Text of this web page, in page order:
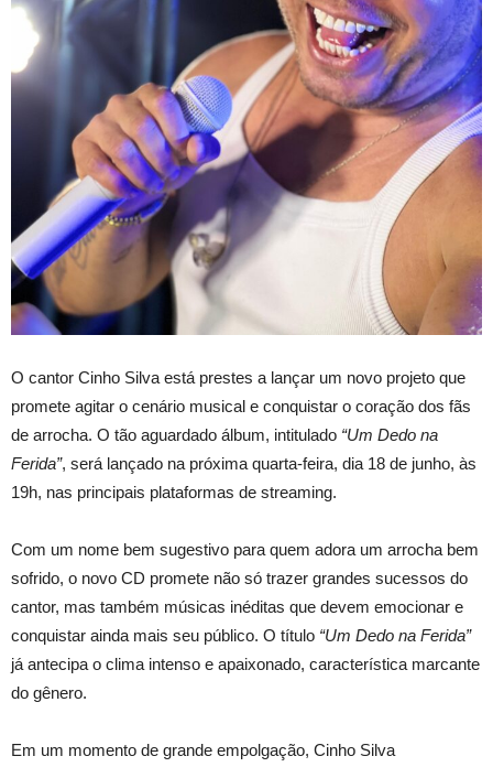
O cantor Cinho Silva está prestes a lançar um novo projeto que
promete agitar o cenário musical e conquistar o coração dos fãs
de arrocha. O tão aguardado álbum, intitulado “Um Dedo na
Ferida”, será lançado na próxima quarta-feira, dia 18 de junho, às
19h, nas principais plataformas de streaming.
Com um nome bem sugestivo para quem adora um arrocha bem
sofrido, o novo CD promete não só trazer grandes sucessos do
cantor, mas também músicas inéditas que devem emocionar e
conquistar ainda mais seu público. O título “Um Dedo na Ferida”
já antecipa o clima intenso e apaixonado, característica marcante
do gênero.
Em um momento de grande empolgação, Cinho Silva